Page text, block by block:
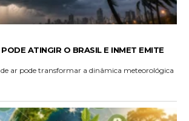
ATINGIR O BRASIL E INMET EMITE
ar pode transformar a dinâmica meteorológica